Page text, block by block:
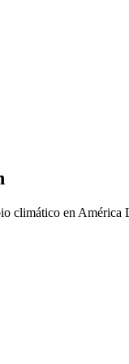
climático en América